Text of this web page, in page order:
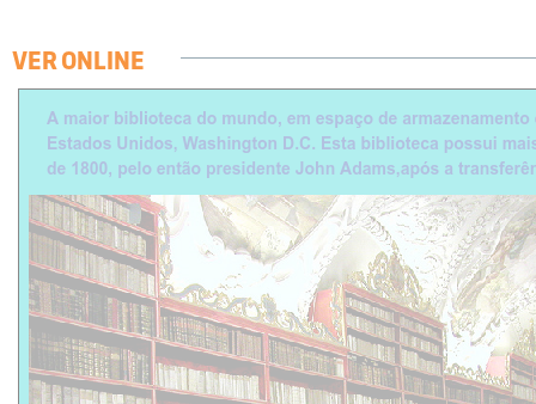
VER ONLINE